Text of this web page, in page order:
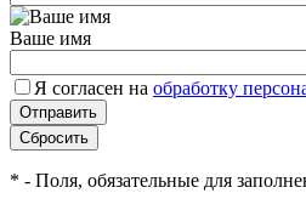
Ваше имя
Я согласен на обработку
* - Поля, обязательные для